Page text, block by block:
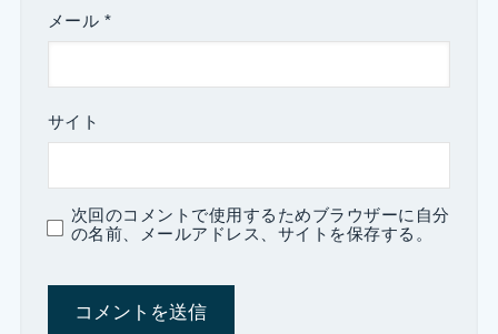
メール *
サイト
次回のコメントで使用するためブラウザーに自分
の名前、メールアドレス、サイトを保存する。